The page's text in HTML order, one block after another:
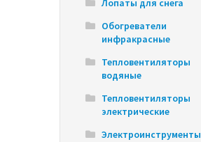
Лопаты для снега
Обогреватели
инфракрасные
Тепловентиляторы
водяные
Тепловентиляторы
электрические
Электроинструменты